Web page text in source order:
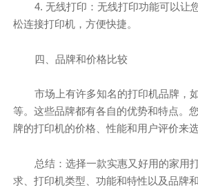
4. 无线打印：无线打印功能可以让
松连接打印机，方便快捷。
四、品牌和价格比较
市场上有许多知名的打印机品牌，
等。这些品牌都有各自的优势和特点。
牌的打印机的价格、性能和用户评价来
总结：选择一款实惠又好用的家用
求、打印机类型、功能和特性以及品牌